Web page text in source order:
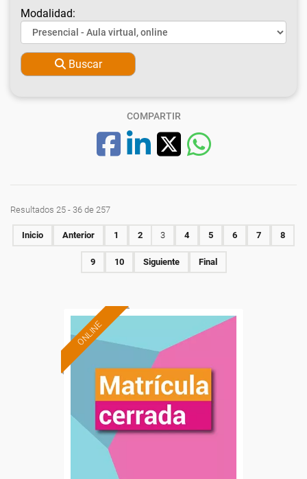
Modalidad:
Buscar
COMPARTIR
Resultados 25 - 36 de 257
Inicio Anterior 1 2 3 4 5 6 7 8
9 10 Siguiente Final
ONLINE